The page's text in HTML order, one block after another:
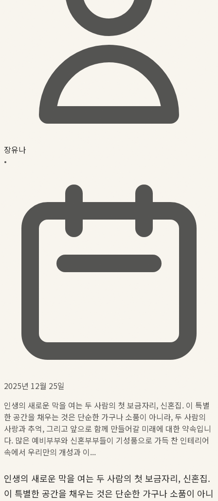
장유나
•
2025년 12월 25일
인생의 새로운 막을 여는 두 사람의 첫 보금자리, 신혼집. 이 특별
한 공간을 채우는 것은 단순한 가구나 소품이 아니라, 두 사람의
사랑과 추억, 그리고 앞으로 함께 만들어갈 미래에 대한 약속입니
다. 많은 예비부부와 신혼부부들이 기성품으로 가득 찬 인테리어
속에서 우리만의 개성과 이...
인생의 새로운 막을 여는 두 사람의 첫 보금자리, 신혼집.
이 특별한 공간을 채우는 것은 단순한 가구나 소품이 아니